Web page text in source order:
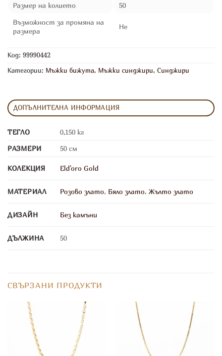
Размер на колието
50
Възможност за промяна на
размера
Не
Код: 99990442
Категории: Мъжки бижута, Мъжки синджири, Синджири
ДОПЪЛНИТЕЛНА ИНФОРМАЦИЯ
ТЕГЛО
0,150 кг
РАЗМЕРИ
50 см
КОЛЕКЦИЯ Eld'oro Gold
МАТЕРИАЛ Розово злато, Бяло злато,Жълто злато
ДИЗАЙН Без камъни
ДЪЛЖИНА 50
СВЪРЗАНИ ПРОДУКТИ